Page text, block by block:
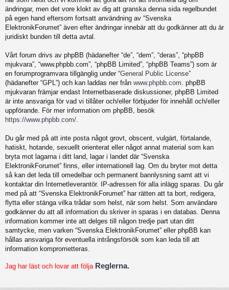
ändringar, men det vore klokt av dig att granska denna sida regelbundet
på egen hand eftersom fortsatt användning av “Svenska
ElektronikForumet” även efter ändringar innebär att du godkänner att du är
juridiskt bunden till detta avtal.
Vårt forum drivs av phpBB (hädanefter “de”, “dem”, “deras”, “phpBB
mjukvara”, “www.phpbb.com”, “phpBB Limited”, “phpBB Teams”) som är
en forumprogramvara tillgänglig under “General Public License”
(hädanefter “GPL”) och kan laddas ner från www.phpbb.com . phpBB
mjukvaran främjar endast Internetbaserade diskussioner, phpBB Limited
är inte ansvariga för vad vi tillåter och/eller förbjuder för innehåll och/eller
uppförande. För mer information om phpBB, besök
https://www.phpbb.com/
Du går med på att inte posta något grovt, obscent, vulgärt, förtalande,
hatiskt, hotande, sexuellt orienterat eller något annat material som kan
bryta mot lagarna i ditt land, lagar i landet där “Svenska
ElektronikForumet” finns, eller internationell lag. Om du bryter mot detta
så kan det leda till omedelbar och permanent bannlysning samt att vi
kontaktar din Internetleverantör. IP-adressen för alla inlägg sparas. Du går
med på att “Svenska ElektronikForumet” har rätten att ta bort, redigera,
flytta eller stänga vilka trådar som helst, när som helst. Som användare
godkänner du att all information du skriver in sparas i en databas. Denna
information kommer inte att delges till någon tredje part utan ditt
samtycke, men varken “Svenska ElektronikForumet” eller phpBB kan
hållas ansvariga för eventuella intrångsförsök som kan leda till att
information komprometteras.
Jag har läst och lovar att följa Reglerna.